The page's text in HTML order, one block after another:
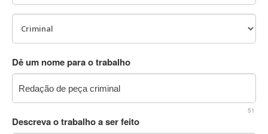
Dê um nome para o trabalho
51
Descreva o trabalho a ser feito